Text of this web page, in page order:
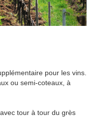
pour les vins.
ou semi-coteaux, à
tour à tour du grès